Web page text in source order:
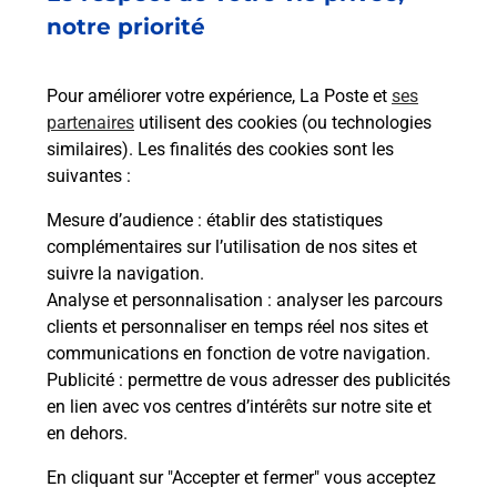
notre priorité
Pour améliorer votre expérience, La Poste et ses
partenaires utilisent des cookies (ou technologies
similaires). Les finalités des cookies sont les
suivantes :
Mesure d’audience : établir des statistiques
complémentaires sur l’utilisation de nos sites et
suivre la navigation.
Analyse et personnalisation : analyser les parcours
clients et personnaliser en temps réel nos sites et
communications en fonction de votre navigation.
Publicité : permettre de vous adresser des publicités
en lien avec vos centres d’intérêts sur notre site et
en dehors.
En cliquant sur "Accepter et fermer" vous acceptez
proposées par La Poste.
En savoir plus
Souscrire à la téléassistance
Besoin d’un système de téléassistance à l’intérieur
et/ou à l’extérieur de votre domicile ? Découvrez
les offres téléalarme dans votre bureau de Poste à
VAREN.